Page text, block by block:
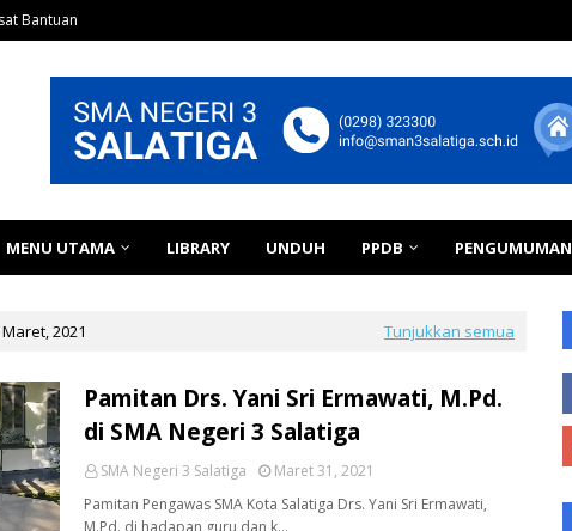
Bantuan
MENU UTAMA LIBRARY UNDUH PPDB PENGUMUMAN
2021 Tunjukkan semua
Pamitan Drs. Yani Sri Ermawati, M.Pd.
di SMA Negeri 3 Salatiga
SMA Negeri 3 Salatiga
Maret 31, 2021
Pamitan Pengawas SMA Kota Salatiga Drs. Yani Sri Ermawati,
M.Pd. di hadapan guru dan k…